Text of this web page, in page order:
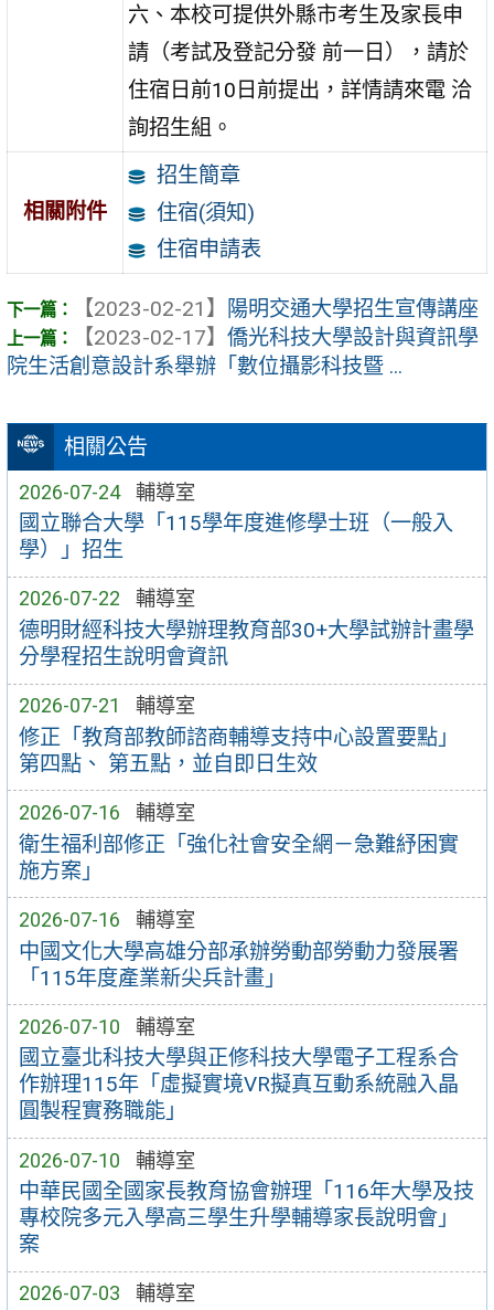
相關公告
2026-07-24 輔導室
國立聯合大學「115學年度進修學士班（一般入
學）」招生
2026-07-22 輔導室
德明財經科技大學辦理教育部30+大學試辦計畫學
分學程招生說明會資訊
2026-07-21 輔導室
修正「教育部教師諮商輔導支持中心設置要點」
第四點、 第五點，並自即日生效
2026-07-16 輔導室
衛生福利部修正「強化社會安全網－急難紓困實
施方案」
2026-07-16 輔導室
中國文化大學高雄分部承辦勞動部勞動力發展署
「115年度產業新尖兵計畫」
2026-07-10 輔導室
國立臺北科技大學與正修科技大學電子工程系合
作辦理115年「虛擬實境VR擬真互動系統融入晶
圓製程實務職能」
2026-07-10 輔導室
中華民國全國家長教育協會辦理「116年大學及技
專校院多元入學高三學生升學輔導家長說明會」
案
2026-07-03 輔導室
六、本校可提供外縣市考生及家長申
請（考試及登記分發 前一日），請於
住宿日前10日前提出，詳情請來電 洽
詢招生組。
相關附件
招生簡章
住宿(須知)
住宿申請表
【2023-02-21】
陽明交通大學招生宣傳講座
【2023-02-17】 僑光科技大學設計與資訊學
院生活創意設計系舉辦「數位攝影科技暨 ...